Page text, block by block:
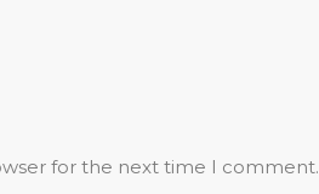
for the next time I comment.